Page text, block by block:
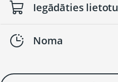
Iegādāties lietotu
Noma